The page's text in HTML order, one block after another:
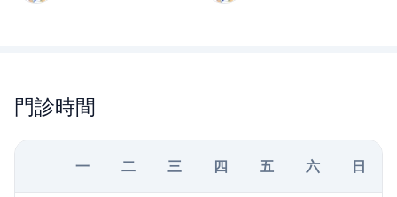
門診時間
一 二 三 四 五 六 日